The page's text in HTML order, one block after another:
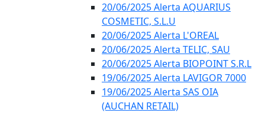
20/06/2025 Alerta AQUARIUS
COSMETIC, S.L.U
20/06/2025 Alerta L'OREAL
20/06/2025 Alerta TELIC, SAU
20/06/2025 Alerta BIOPOINT S.R.L
19/06/2025 Alerta LAVIGOR 7000
19/06/2025 Alerta SAS OIA
(AUCHAN RETAIL)